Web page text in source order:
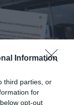
Information
third parties, or
for
opt-out
Kopiuj link